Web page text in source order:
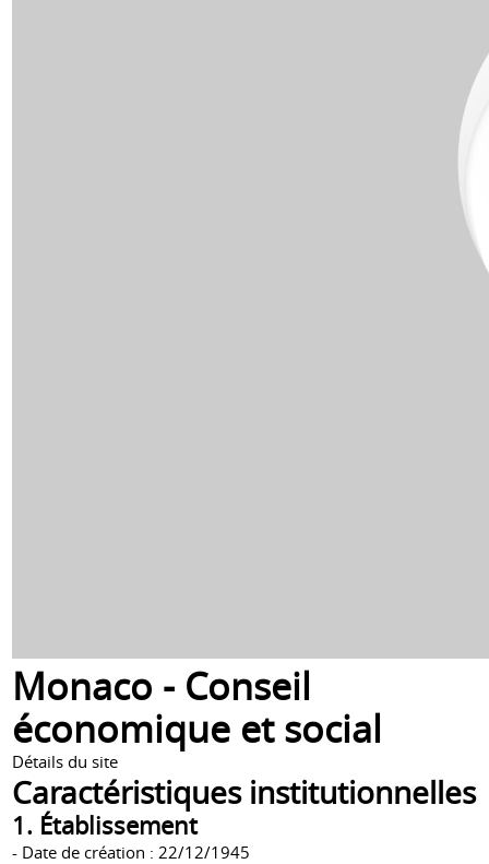
Monaco - Conseil
économique et social
Détails du site
Caractéristiques institutionnelles
1. Établissement
- Date de création : 22/12/1945